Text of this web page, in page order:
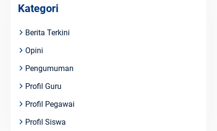
Kategori
Berita Terkini
Opini
Pengumuman
Profil Guru
Profil Pegawai
Profil Siswa